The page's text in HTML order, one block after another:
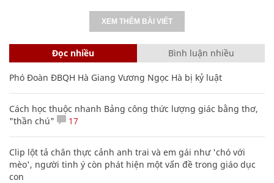
XEM THÊM BÀI VIẾT
Đọc nhiều Bình luận nhiều
Phó Đoàn ĐBQH Hà Giang Vương Ngọc Hà bị kỷ luật
Cách học thuộc nhanh Bảng công thức lượng giác bằng thơ,
"thần chú"
17
Clip lột tả chân thực cảnh anh trai và em gái như 'chó với
mèo', người tinh ý còn phát hiện một vấn đề trong giáo dục
con